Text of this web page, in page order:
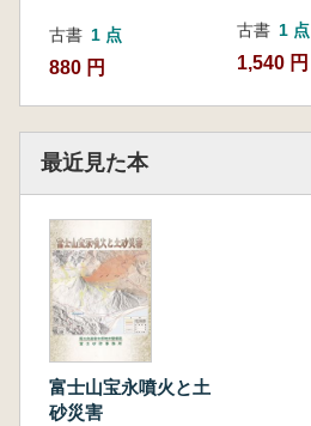
古書 1 点
880 円
古書 1 点
1,540 円
最近見た本
富士山宝永噴火と土
砂災害